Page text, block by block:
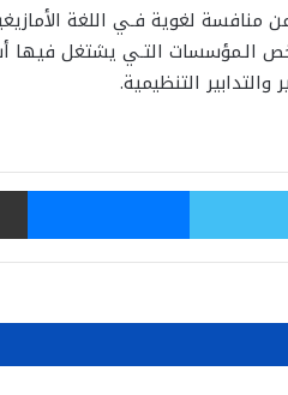
منافسة لغوية فـي اللغة
الـمؤسسات التـي يشتغل
التنظيمية.
تويتر ماسنجر